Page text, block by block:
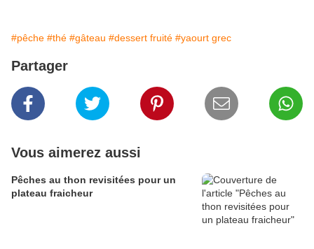
#pêche #thé #gâteau #dessert fruité #yaourt grec
Partager
Vous aimerez aussi
Pêches au thon revisitées pour un
plateau fraicheur